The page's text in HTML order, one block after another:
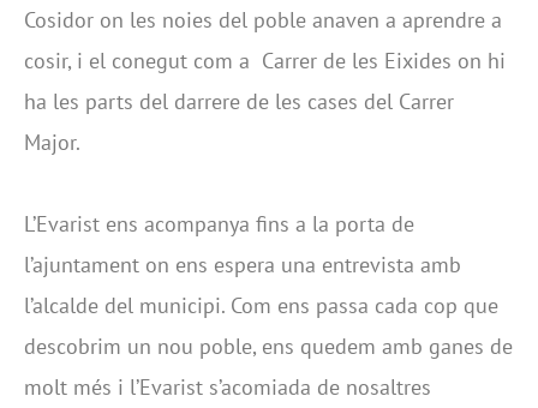
Cosidor on les noies del poble anaven a aprendre a
cosir, i el conegut com a Carrer de les Eixides on hi
ha les parts del darrere de les cases del Carrer
Major.
L’Evarist ens acompanya fins a la porta de
l’ajuntament on ens espera una entrevista amb
l’alcalde del municipi. Com ens passa cada cop que
descobrim un nou poble, ens quedem amb ganes de
molt més i l’Evarist s’acomiada de nosaltres